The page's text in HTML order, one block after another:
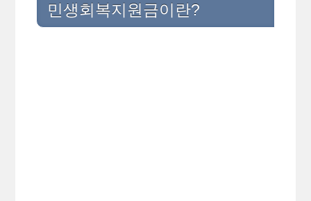
민생회복지원금이란?